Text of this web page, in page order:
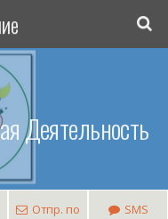
Деятельность
Отпр. по
SMS